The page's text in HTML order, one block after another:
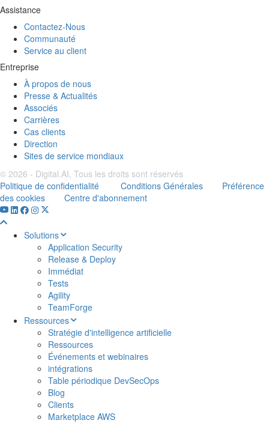
Assistance
Contactez-Nous
Communauté
Service au client
Entreprise
À propos de nous
Presse & Actualités
Associés
Carrières
Cas clients
Direction
Sites de service mondiaux
© 2026 - Digital.AI, Tous les droits sont réservés
Politique de confidentialité
Conditions Générales
Préférence
des cookies
Centre d'abonnement
Youtube
Scroll
Solutions
Application Security
Release & Deploy
Immédiat
Tests
Agility
TeamForge
Ressources
Stratégie d'intelligence artificielle
Ressources
Événements et webinaires
intégrations
Table périodique DevSecOps
Blog
Clients
Marketplace AWS